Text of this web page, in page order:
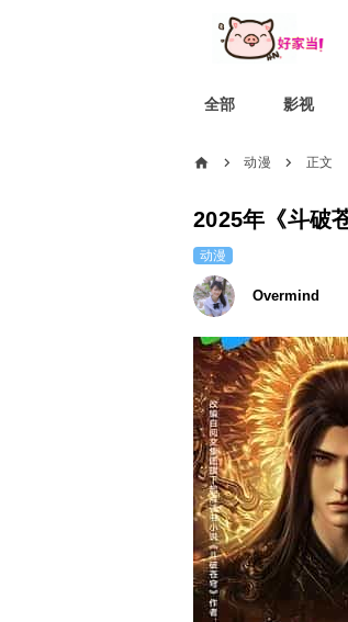
全部 影视
home chevron_right 动漫 chevron_right 正文
2025年《斗破
动漫
Overmind